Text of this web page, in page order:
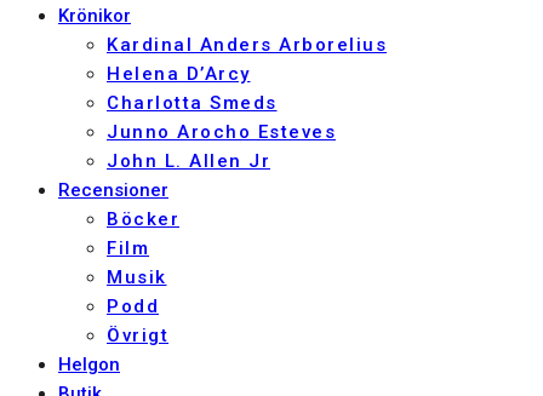
Krönikor
Kardinal Anders Arborelius
Helena D’Arcy
Charlotta Smeds
Junno Arocho Esteves
John L. Allen Jr
Recensioner
Böcker
Film
Musik
Podd
Övrigt
Helgon